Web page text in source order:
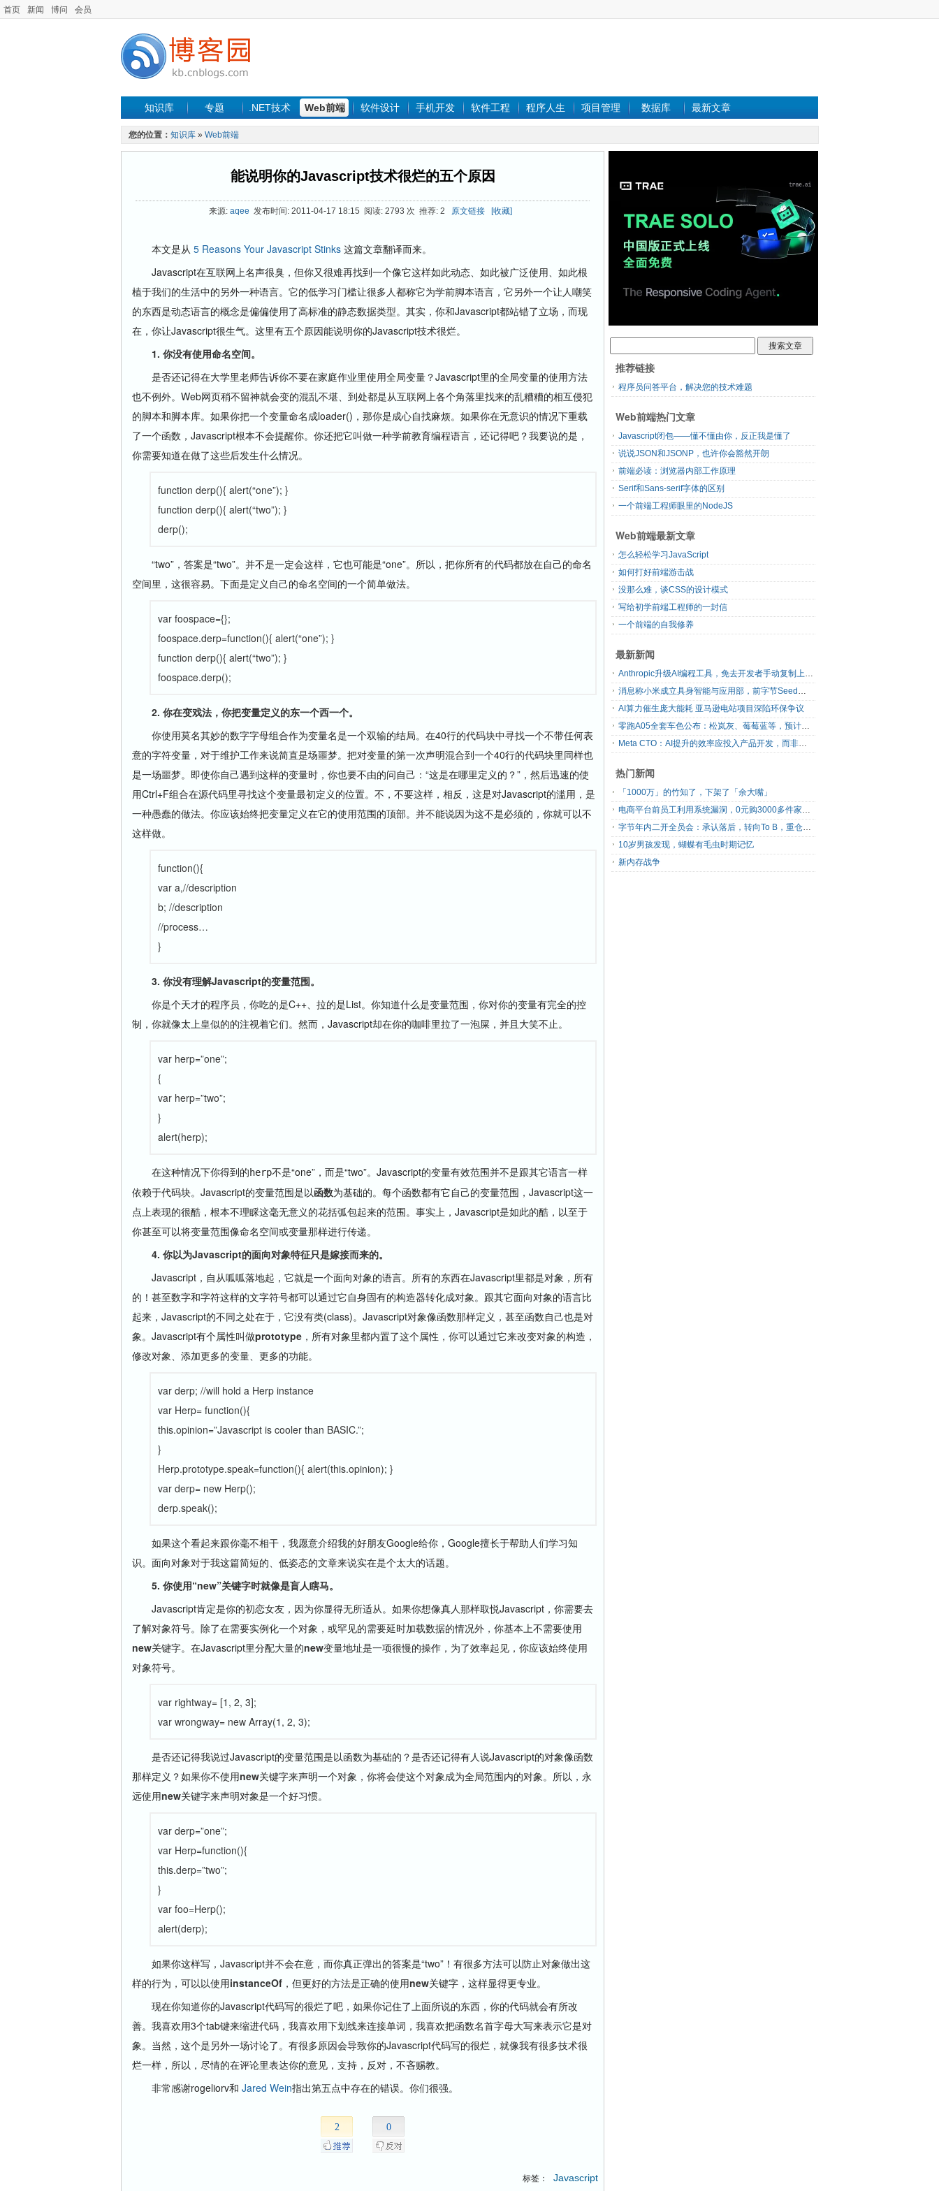
首页 新闻 博问 会员
知识库 专题 .NET技术 Web前端 软件设计 手机开发 软件工程 程序人生 项目管理 数据库 最新文章
您的位置： 知识库 » Web前端
能说明你的Javascript技术很烂的五个原因
来源: aqee 发布时间: 2011-04-17 18:15 阅读: 2793 次 推荐: 2 原文链接 [收藏]
本文是从 5 Reasons Your Javascript Stinks 这篇文章翻译而来。
Javascript在互联网上名声很臭，但你又很难再找到一个像它这样如此动态、如此被广泛使用、如此根
植于我们的生活中的另外一种语言。它的低学习门槛让很多人都称它为学前脚本语言，它另外一个让人嘲笑
的东西是动态语言的概念是偏偏使用了高标准的静态数据类型。其实，你和Javascript都站错了立场，而现
在，你让Javascript很生气。这里有五个原因能说明你的Javascript技术很烂。
1. 你没有使用命名空间。
是否还记得在大学里老师告诉你不要在家庭作业里使用全局变量？Javascript里的全局变量的使用方法
也不例外。Web网页稍不留神就会变的混乱不堪、到处都是从互联网上各个角落里找来的乱糟糟的相互侵犯
的脚本和脚本库。如果你把一个变量命名成loader()，那你是成心自找麻烦。如果你在无意识的情况下重载
了一个函数，Javascript根本不会提醒你。你还把它叫做一种学前教育编程语言，还记得吧？我要说的是，
你需要知道在做了这些后发生什么情况。
function derp(){ alert(“one”); }
function derp(){ alert(“two”); }
derp();
“two”，答案是“two”。并不是一定会这样，它也可能是“one”。所以，把你所有的代码都放在自己的命名
空间里，这很容易。下面是定义自己的命名空间的一个简单做法。
var foospace={};
foospace.derp=function(){ alert(“one”); }
function derp(){ alert(“two”); }
foospace.derp();
2. 你在变戏法，你把变量定义的东一个西一个。
你使用莫名其妙的数字字母组合作为变量名是一个双输的结局。在40行的代码块中寻找一个不带任何表
意的字符变量，对于维护工作来说简直是场噩梦。把对变量的第一次声明混合到一个40行的代码块里同样也
是一场噩梦。即使你自己遇到这样的变量时，你也要不由的问自己：“这是在哪里定义的？”，然后迅速的使
用Ctrl+F组合在源代码里寻找这个变量最初定义的位置。不，不要这样，相反，这是对Javascript的滥用，是
一种愚蠢的做法。你应该始终把变量定义在它的使用范围的顶部。并不能说因为这不是必须的，你就可以不
这样做。
function(){
var a,//description
b; //description
//process…
}
3. 你没有理解Javascript的变量范围。
你是个天才的程序员，你吃的是C++、拉的是List。你知道什么是变量范围，你对你的变量有完全的控
制，你就像太上皇似的的注视着它们。然而，Javascript却在你的咖啡里拉了一泡屎，并且大笑不止。
var herp=”one”;
{
var herp=”two”;
}
alert(herp);
在这种情况下你得到的herp不是“one”，而是“two”。Javascript的变量有效范围并不是跟其它语言一样
依赖于代码块。Javascript的变量范围是以函数为基础的。每个函数都有它自己的变量范围，Javascript这一
点上表现的很酷，根本不理睬这毫无意义的花括弧包起来的范围。事实上，Javascript是如此的酷，以至于
你甚至可以将变量范围像命名空间或变量那样进行传递。
4. 你以为Javascript的面向对象特征只是嫁接而来的。
Javascript，自从呱呱落地起，它就是一个面向对象的语言。所有的东西在Javascript里都是对象，所有
的！甚至数字和字符这样的文字符号都可以通过它自身固有的构造器转化成对象。跟其它面向对象的语言比
起来，Javascript的不同之处在于，它没有类(class)。Javascript对象像函数那样定义，甚至函数自己也是对
象。Javascript有个属性叫做prototype ，所有对象里都内置了这个属性，你可以通过它来改变对象的构造，
修改对象、添加更多的变量、更多的功能。
var derp; //will hold a Herp instance
var Herp= function(){
this.opinion=”Javascript is cooler than BASIC.”;
}
Herp.prototype.speak=function(){ alert(this.opinion); }
var derp= new Herp();
derp.speak();
如果这个看起来跟你毫不相干，我愿意介绍我的好朋友Google给你，Google擅长于帮助人们学习知
识。面向对象对于我这篇简短的、低姿态的文章来说实在是个太大的话题。
5. 你使用“new”关键字时就像是盲人瞎马。
Javascript肯定是你的初恋女友，因为你显得无所适从。如果你想像真人那样取悦Javascript，你需要去
了解对象符号。除了在需要实例化一个对象，或罕见的需要延时加载数据的情况外，你基本上不需要使用
new关键字。在Javascript里分配大量的new变量地址是一项很慢的操作，为了效率起见，你应该始终使用
对象符号。
var rightway= [1, 2, 3];
var wrongway= new Array(1, 2, 3);
是否还记得我说过Javascript的变量范围是以函数为基础的？是否还记得有人说Javascript的对象像函数
那样定义？如果你不使用new关键字来声明一个对象，你将会使这个对象成为全局范围内的对象。所以，永
远使用new关键字来声明对象是一个好习惯。
var derp=”one”;
var Herp=function(){
this.derp=”two”;
}
var foo=Herp();
alert(derp);
如果你这样写，Javascript并不会在意，而你真正弹出的答案是“two”！有很多方法可以防止对象做出这
样的行为，可以以使用instanceOf ，但更好的方法是正确的使用new关键字，这样显得更专业。
现在你知道你的Javascript代码写的很烂了吧，如果你记住了上面所说的东西，你的代码就会有所改
善。我喜欢用3个tab键来缩进代码，我喜欢用下划线来连接单词，我喜欢把函数名首字母大写来表示它是对
象。当然，这个是另外一场讨论了。有很多原因会导致你的Javascript代码写的很烂，就像我有很多技术很
烂一样，所以，尽情的在评论里表达你的意见，支持，反对，不吝赐教。
非常感谢rogeliorv和 Jared Wein指出第五点中存在的错误。你们很强。
2 0
标签： Javascript
推荐链接
程序员问答平台，解决您的技术难题
Web前端热门文章
Javascript闭包——懂不懂由你，反正我是懂了
说说JSON和JSONP，也许你会豁然开朗
前端必读：浏览器内部工作原理
Serif和Sans-serif字体的区别
一个前端工程师眼里的NodeJS
Web前端最新文章
怎么轻松学习JavaScript
如何打好前端游击战
没那么难，谈CSS的设计模式
写给初学前端工程师的一封信
一个前端的自我修养
最新新闻
Anthropic升级AI编程工具，免去开发者手动复制上下文
消息称小米成立具身智能与应用部，前字节Seed孔涛挂帅
AI算力催生庞大能耗 亚马逊电站项目深陷环保争议
零跑A05全套车色公布：松岚灰、莓莓蓝等，预计明日上市
Meta CTO：AI提升的效率应投入产品开发，而非增加休假
热门新闻
「1000万」的竹知了，下架了「余大嘴」
电商平台前员工利用系统漏洞，0元购3000多件家电！
字节年内二开全员会：承认落后，转向To B，重仓年轻人
10岁男孩发现，蝴蝶有毛虫时期记忆
新内存战争